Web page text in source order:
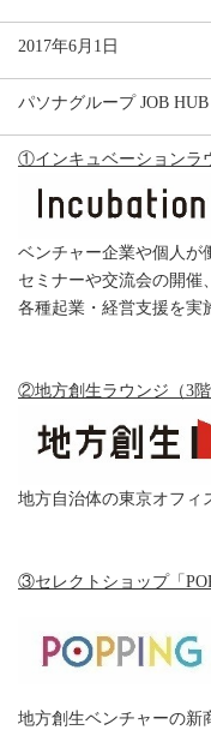
2017年6月1日
パソナグループ JOB
①インキュベーションラ
ベンチャー企業や個人が
セミナーや交流会の開催、
各種起業・経営支援を実
②地方創生ラウンジ（3階
地方自治体の東京オフィ
③セレクトショップ「
地方創生ベンチャーの新